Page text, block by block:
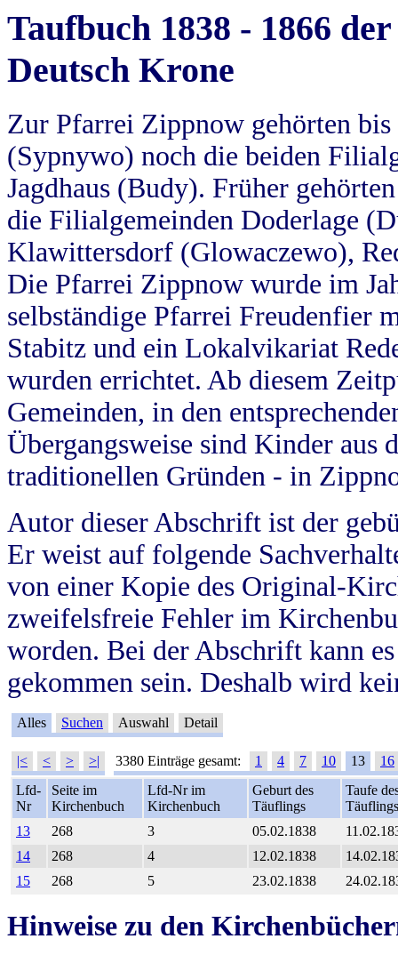
Taufbuch 1838 - 1866
Deutsch Krone
Zur Pfarrei Zippnow gehörten
(Sypnywo) noch die beiden
Jagdhaus (Budy). Früher
die Filialgemeinden Doderlage
Klawittersdorf (Glowaczewo),
Die Pfarrei Zippnow wurde im
selbständige Pfarrei Freudenfier
Stabitz und ein Lokalvikariat
wurden errichtet. Ab diesem
Gemeinden, in den
Übergangsweise sind Kinder aus
traditionellen Gründen - in
Autor dieser Abschrift ist der
Er weist auf folgende
von einer Kopie des Original-
zweifelsfreie Fehler im
worden. Bei der Abschrift kann
gekommen sein. Deshalb wird
Alles Suchen Auswahl Detail
|< < > >| 3380 Einträge gesamt: 1 4 7 10 13
16
Lfd-
Nr
Seite im
Kirchenbuch
Lfd-Nr im
Kirchenbuch
Geburt des
Täuflings
Taufe
Täuflings
13
268 3 05.02.1838
14
268 4 12.02.1838
15
268 5 23.02.1838
Hinweise zu den